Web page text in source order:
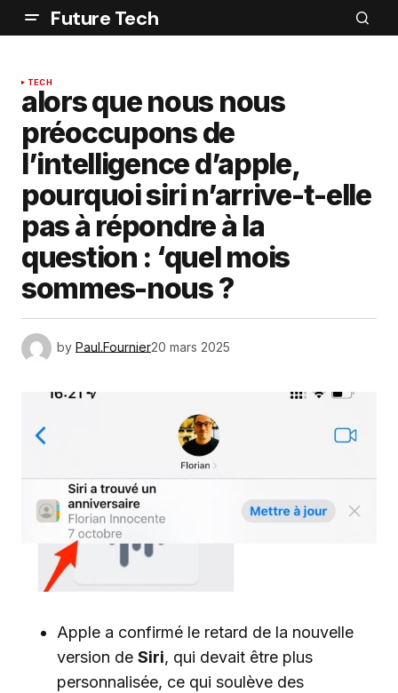
Future Tech
TECH
alors que nous nous
préoccupons de
l’intelligence d’apple,
pourquoi siri n’arrive-t-elle
pas à répondre à la
question : ‘quel mois
sommes-nous ?
by Paul.Fournier20 mars 2025
Apple a confirmé le retard de la nouvelle
version de Siri, qui devait être plus
personnalisée, ce qui soulève des